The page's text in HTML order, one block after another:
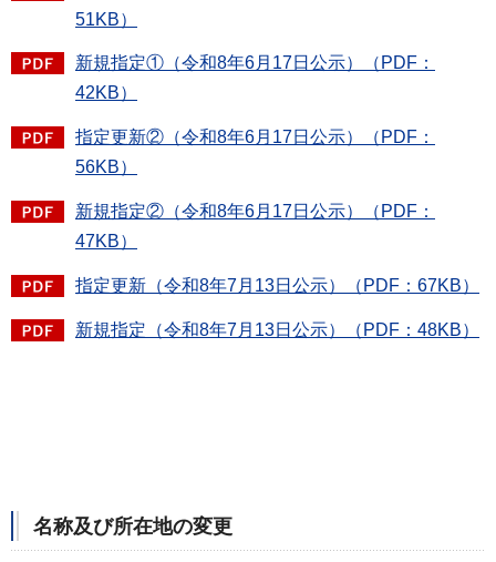
51KB）
新規指定①（令和8年6月17日公示）（PDF：
42KB）
指定更新②（令和8年6月17日公示）（PDF：
56KB）
新規指定②（令和8年6月17日公示）（PDF：
47KB）
指定更新（令和8年7月13日公示）（PDF：67KB）
新規指定（令和8年7月13日公示）（PDF：48KB）
名称及び所在地の変更